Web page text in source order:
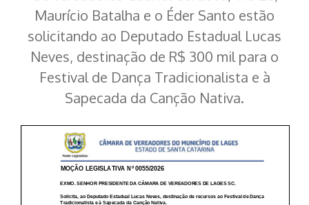
Maurício Batalha e o Éder Santo estão
solicitando ao Deputado Estadual Lucas
Neves, destinação de R$ 300 mil para o
Festival de Dança Tradicionalista e à
Sapecada da Canção Nativa.